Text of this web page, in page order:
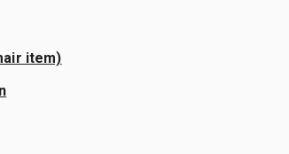
item)